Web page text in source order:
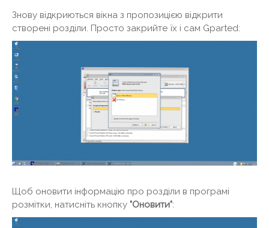
Знову відкриються вікна з пропозицією відкрити
створені розділи. Просто закрийте їх і сам Gparted:
Щоб оновити інформацію про розділи в програмі
розмітки, натисніть кнопку "Оновити":